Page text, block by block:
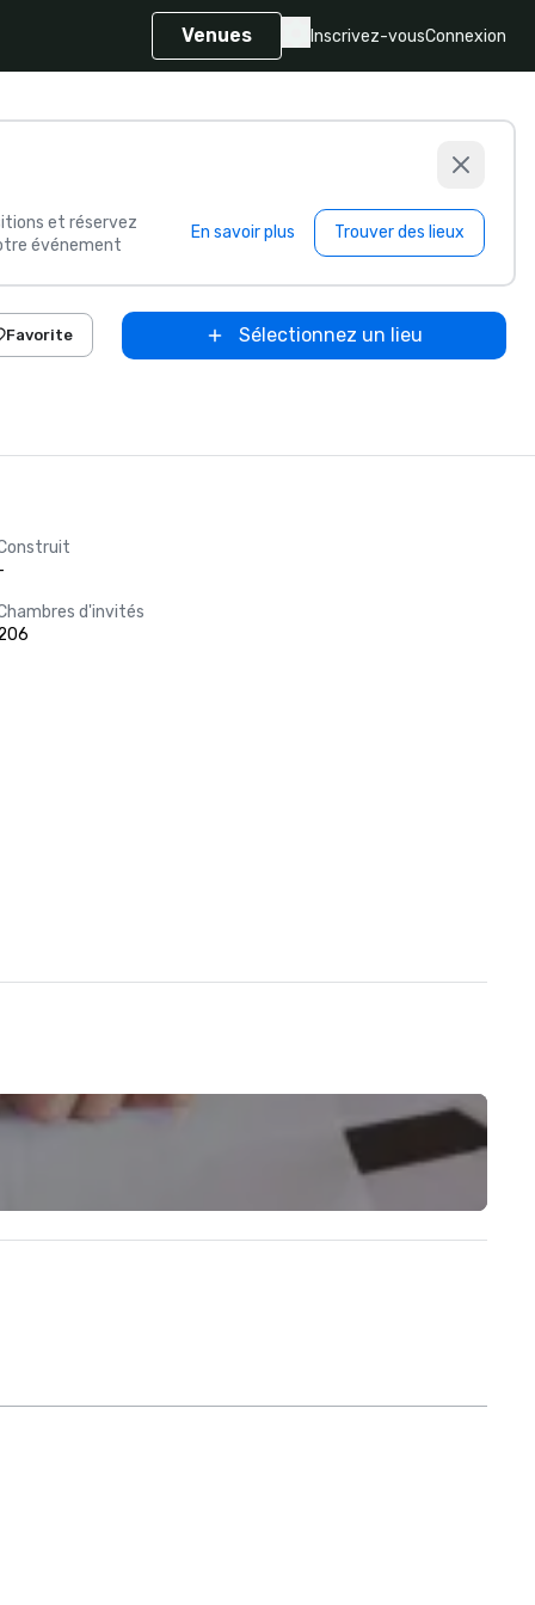
Venues Inscrivez-vousConnexion
et réservez
événement
En savoir plus Trouver des lieux
Favorite Sélectionnez un lieu
d'invités